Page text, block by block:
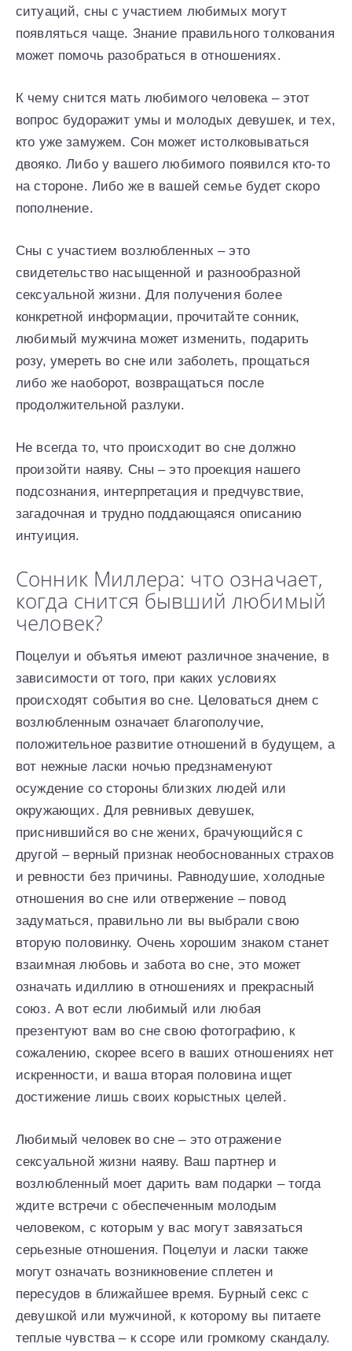
ситуаций, сны с участием любимых могут
появляться чаще. Знание правильного толкования
может помочь разобраться в отношениях.
К чему снится мать любимого человека – этот
вопрос будоражит умы и молодых девушек, и тех,
кто уже замужем. Сон может истолковываться
двояко. Либо у вашего любимого появился кто-то
на стороне. Либо же в вашей семье будет скоро
пополнение.
Сны с участием возлюбленных – это
свидетельство насыщенной и разнообразной
сексуальной жизни. Для получения более
конкретной информации, прочитайте сонник,
любимый мужчина может изменить, подарить
розу, умереть во сне или заболеть, прощаться
либо же наоборот, возвращаться после
продолжительной разлуки.
Не всегда то, что происходит во сне должно
произойти наяву. Сны – это проекция нашего
подсознания, интерпретация и предчувствие,
загадочная и трудно поддающаяся описанию
интуиция.
Сонник Миллера: что означает,
когда снится бывший любимый
человек?
Поцелуи и объятья имеют различное значение, в
зависимости от того, при каких условиях
происходят события во сне. Целоваться днем с
возлюбленным означает благополучие,
положительное развитие отношений в будущем, а
вот нежные ласки ночью предзнаменуют
осуждение со стороны близких людей или
окружающих. Для ревнивых девушек,
приснившийся во сне жених, брачующийся с
другой – верный признак необоснованных страхов
и ревности без причины. Равнодушие, холодные
отношения во сне или отвержение – повод
задуматься, правильно ли вы выбрали свою
вторую половинку. Очень хорошим знаком станет
взаимная любовь и забота во сне, это может
означать идиллию в отношениях и прекрасный
союз. А вот если любимый или любая
презентуют вам во сне свою фотографию, к
сожалению, скорее всего в ваших отношениях нет
искренности, и ваша вторая половина ищет
достижение лишь своих корыстных целей.
Любимый человек во сне – это отражение
сексуальной жизни наяву. Ваш партнер и
возлюбленный моет дарить вам подарки – тогда
ждите встречи с обеспеченным молодым
человеком, с которым у вас могут завязаться
серьезные отношения. Поцелуи и ласки также
могут означать возникновение сплетен и
пересудов в ближайшее время. Бурный секс с
девушкой или мужчиной, к которому вы питаете
теплые чувства – к ссоре или громкому скандалу.